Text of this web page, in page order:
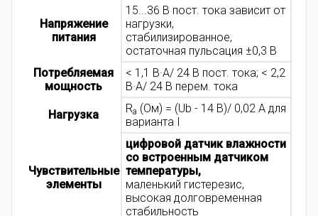
Напряжение
питания
15...36 В пост. тока зависит от
нагрузки,
стабилизированное,
остаточная пульсация ±0,3 В
Потребляемая
мощность
< 1,1 В·А/ 24 В пост. тока; < 2,2
В·А/ 24 В перем. тока
Нагрузка Ra (Ом) = (Ub - 14 В)/ 0,02 А для
варианта I
Чувствительные
элементы
цифровой датчик влажности
со встроенным датчиком
температуры,
маленький гистерезис,
высокая долговременная
стабильность